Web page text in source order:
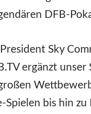
DFB-
Sky
ergänzt
bis hin zu